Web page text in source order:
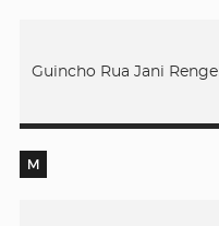
Guincho Rua Jani Rengel
M